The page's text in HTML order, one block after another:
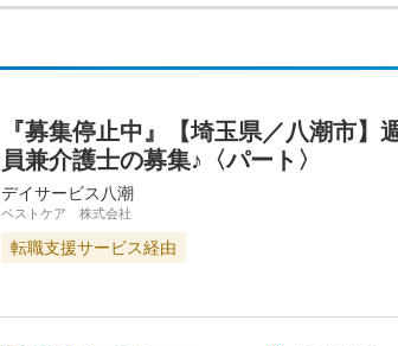
『募集停止中』【埼玉県／八潮市
員兼介護士の募集♪〈パート〉
デイサービス八潮
ベストケア 株式会社
転職支援サービス経由